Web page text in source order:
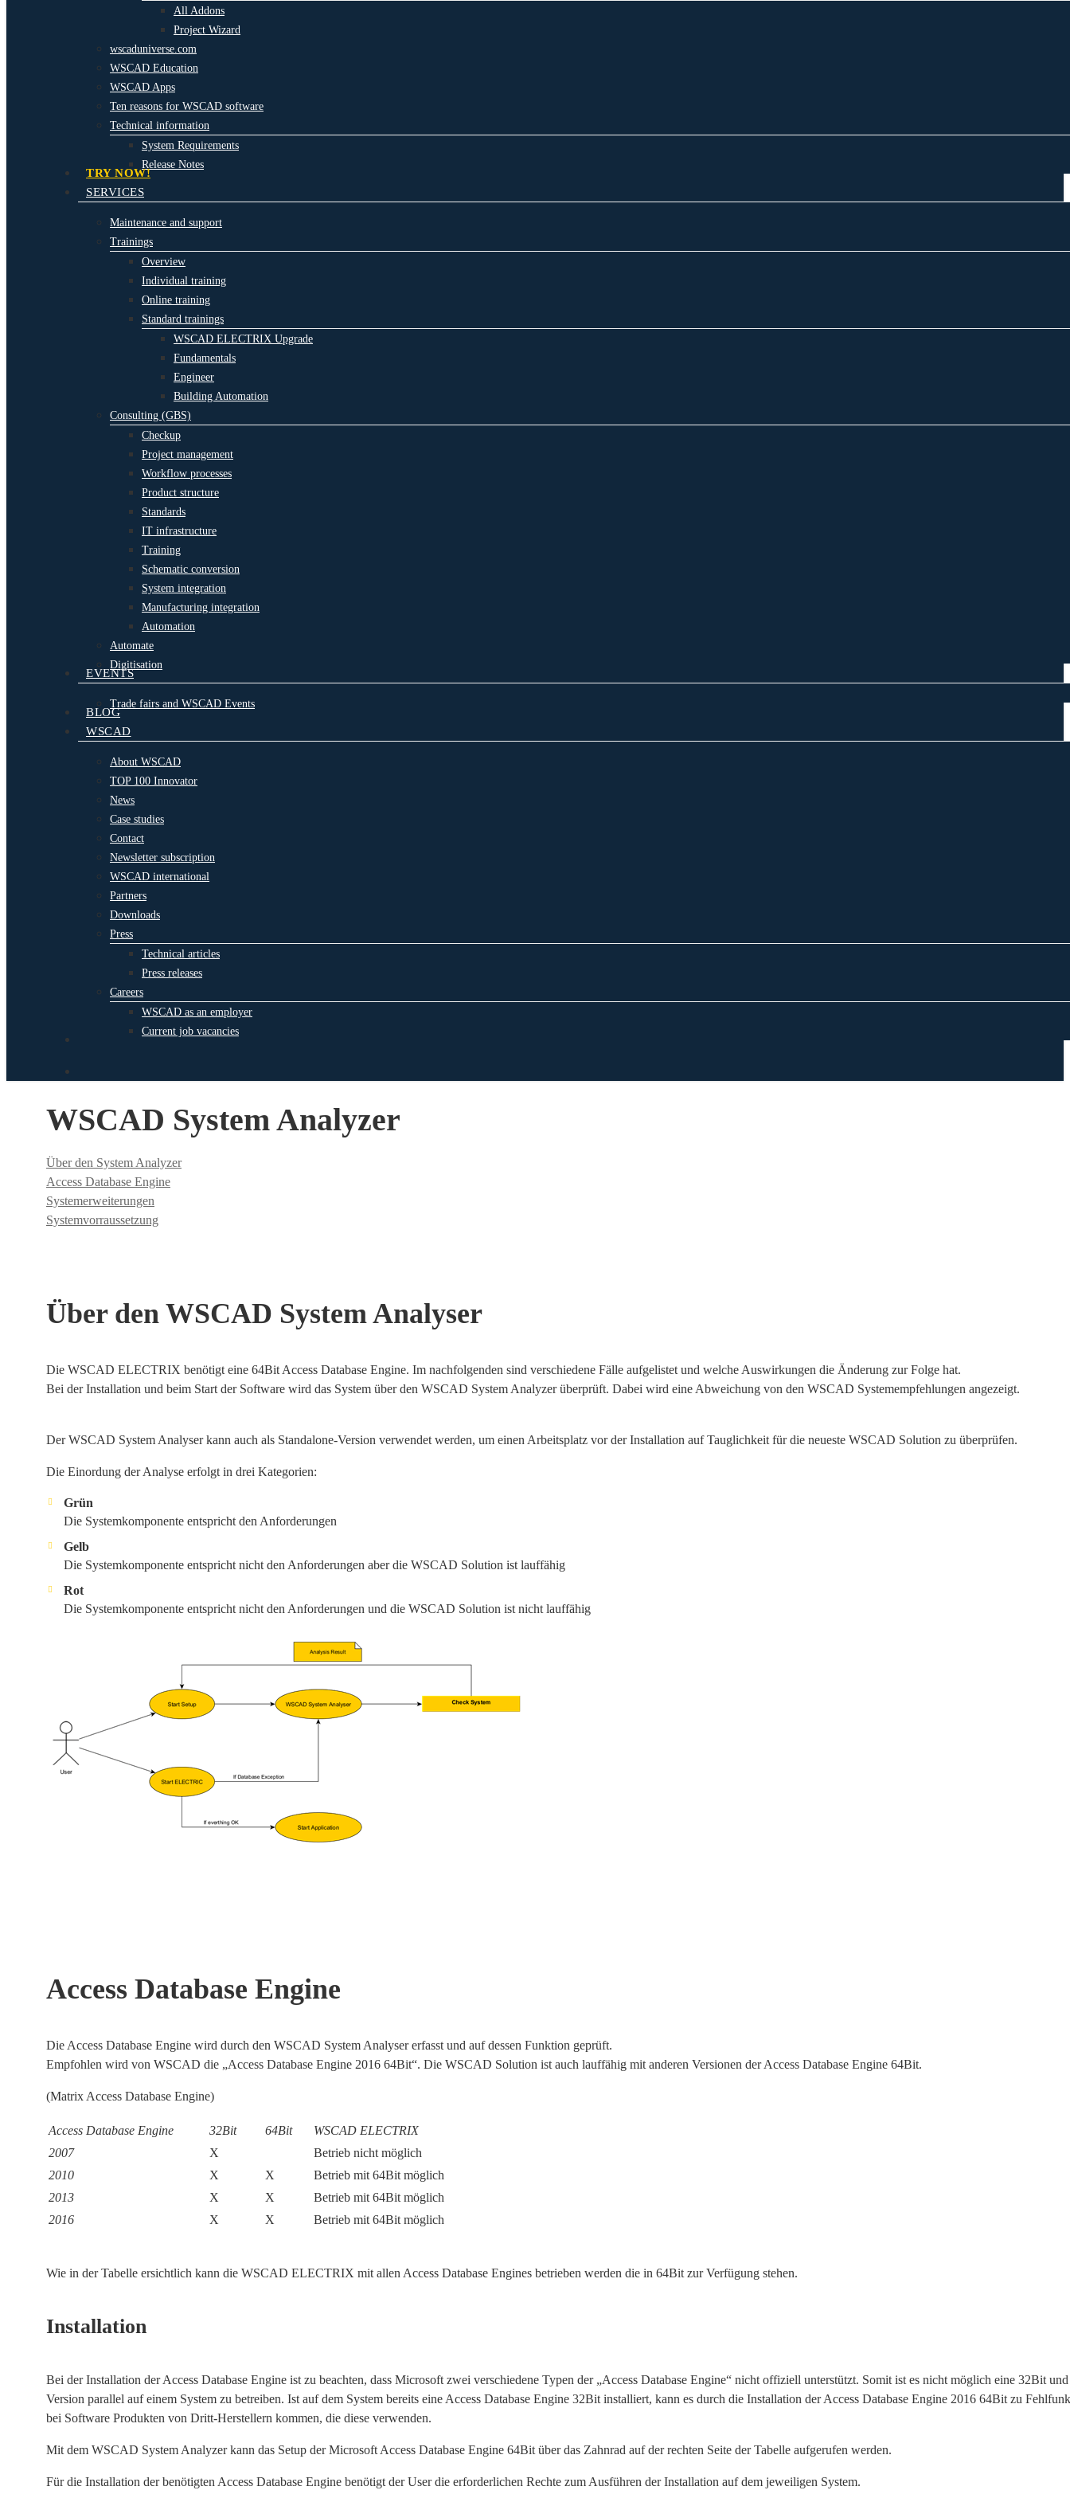
All Addons
Project Wizard
wscaduniverse.com
WSCAD Education
WSCAD Apps
Ten reasons for WSCAD software
Technical information
System Requirements
Release Notes
TRY NOW!
SERVICES
Maintenance and support
Trainings
Overview
Individual training
Online training
Standard trainings
WSCAD ELECTRIX Upgrade
Fundamentals
Engineer
Building Automation
Consulting (GBS)
Checkup
Project management
Workflow processes
Product structure
Standards
IT infrastructure
Training
Schematic conversion
System integration
Manufacturing integration
Automation
Automate
Digitisation
EVENTS
Trade fairs and WSCAD Events
BLOG
WSCAD
About WSCAD
TOP 100 Innovator
News
Case studies
Contact
Newsletter subscription
WSCAD international
Partners
Downloads
Press
Technical articles
Press releases
Careers
WSCAD as an employer
Current job vacancies
WSCAD System Analyzer
Über den System Analyzer
Access Database Engine
Systemerweiterungen
Systemvorraussetzung
Über den WSCAD System Analyser
Die WSCAD ELECTRIX benötigt eine 64Bit Access Database Engine. Im nachfolgenden sind verschiedene Fälle aufgelistet und welche Auswirkungen die Änderung zur Folge hat.
Bei der Installation und beim Start der Software wird das System über den WSCAD System Analyzer überprüft. Dabei wird eine Abweichung von den WSCAD Systemempfehlungen angezeigt.
Der WSCAD System Analyser kann auch als Standalone-Version verwendet werden, um einen Arbeitsplatz vor der Installation auf Tauglichkeit für die neueste WSCAD Solution zu überprüfen.
Die Einordung der Analyse erfolgt in drei Kategorien:
Grün
Die Systemkomponente entspricht den Anforderungen
Gelb
Die Systemkomponente entspricht nicht den Anforderungen aber die WSCAD Solution ist lauffähig
Rot
Die Systemkomponente entspricht nicht den Anforderungen und die WSCAD Solution ist nicht lauffähig
Access Database Engine
Die Access Database Engine wird durch den WSCAD System Analyser erfasst und auf dessen Funktion geprüft.
Empfohlen wird von WSCAD die „Access Database Engine 2016 64Bit“. Die WSCAD Solution ist auch lauffähig mit anderen Versionen der Access Database Engine 64Bit.
(Matrix Access Database Engine)
Access Database Engine 32Bit 64Bit
WSCAD ELECTRIX
2007
X
Betrieb nicht möglich
2010
X X
Betrieb mit 64Bit möglich
2013
X X
Betrieb mit 64Bit möglich
2016
X X Betrieb mit 64Bit möglich
Wie in der Tabelle ersichtlich kann die WSCAD ELECTRIX mit allen Access Database Engines betrieben werden die in 64Bit zur Verfügung stehen.
Installation
Bei der Installation der Access Database Engine ist zu beachten, dass Microsoft zwei verschiedene Typen der „Access Database Engine“ nicht offiziell unterstützt. Somit ist es nicht möglich eine 32Bit
Version parallel auf einem System zu betreiben. Ist auf dem System bereits eine Access Database Engine 32Bit installiert, kann es durch die Installation der Access Database Engine 2016 64Bit zu
bei Software Produkten von Dritt-Herstellern kommen, die diese verwenden.
Mit dem WSCAD System Analyzer kann das Setup der Microsoft Access Database Engine 64Bit über das Zahnrad auf der rechten Seite der Tabelle aufgerufen werden.
Für die Installation der benötigten Access Database Engine benötigt der User die erforderlichen Rechte zum Ausführen der Installation auf dem jeweiligen System.